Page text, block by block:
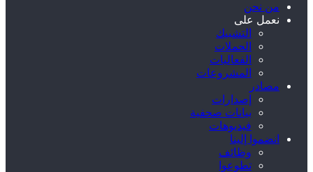
من نحن
نعمل على
التشبيك
الحملات
الفعاليات
المشروعات
مصادر
إصدارات
بيانات صحفية
فيديوهات
انضموا إلينا
وظائف
تطوعوا